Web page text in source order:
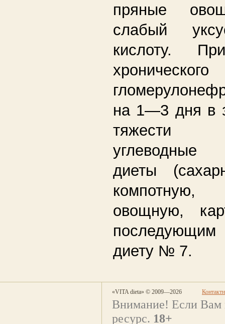
пряные
слабый
кислоту.
хронического
на 1—3 дня в
тяжести
углеводные
диеты
овощную,
диету № 7.
«VITA dieta» © 2009—2026
Внимание! Если Вам
ресурс. 18+